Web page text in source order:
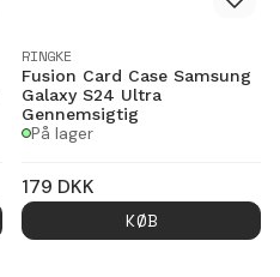
RINGKE
Fusion Card Case Samsung
Galaxy S24 Ultra
Gennemsigtig
På lager
179 DKK
KØB